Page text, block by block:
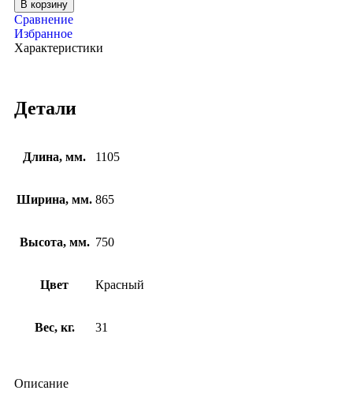
В корзину
Сравнение
Избранное
Характеристики
Детали
Длина, мм. 1105
Ширина, мм. 865
Высота, мм. 750
Цвет Красный
Вес, кг. 31
Описание